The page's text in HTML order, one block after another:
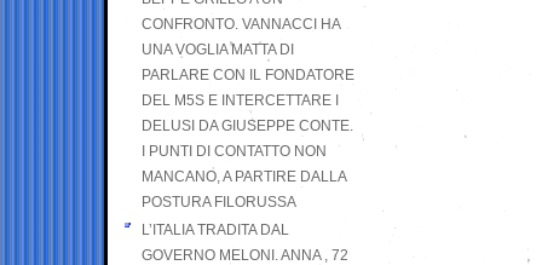
CONFRONTO. VANNACCI HA
UNA VOGLIA MATTA DI
PARLARE CON IL FONDATORE
DEL M5S E INTERCETTARE I
DELUSI DA GIUSEPPE CONTE.
I PUNTI DI CONTATTO NON
MANCANO, A PARTIRE DALLA
POSTURA FILORUSSA
L’ITALIA TRADITA DAL
GOVERNO MELONI. ANNA , 72